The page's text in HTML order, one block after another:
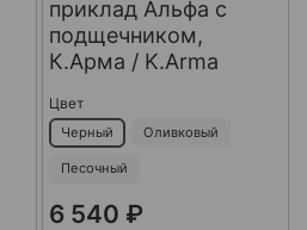
приклад Альфа с
подщечником,
К.Арма / K.Arma
Цвет
Черный Оливковый
Песочный
6 540 ₽